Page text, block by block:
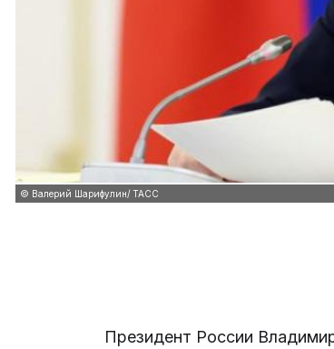
© Валерий Шарифулин/ ТАСС
Президент России